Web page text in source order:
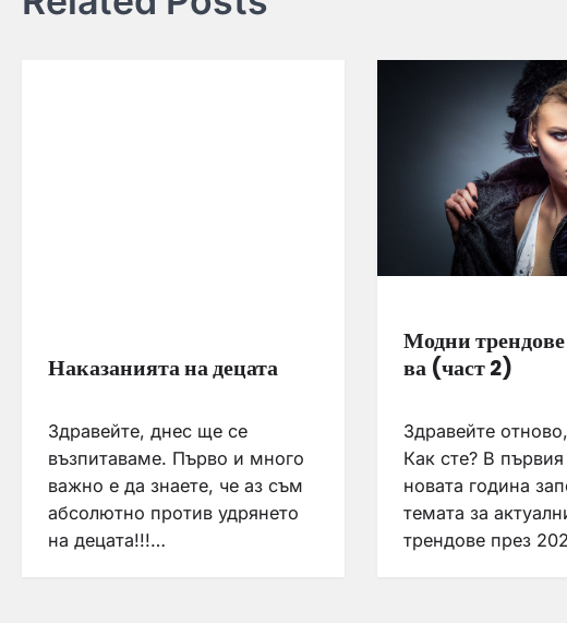
Наказанията на децата
Здравейте, днес ще се
възпитаваме. Първо и много
важно е да знаете, че аз съм
абсолютно против удрянето
на децата!!!…
Модни
ва (част 2)
Здравейте
Как сте? В
новата година
темата за
трендове през